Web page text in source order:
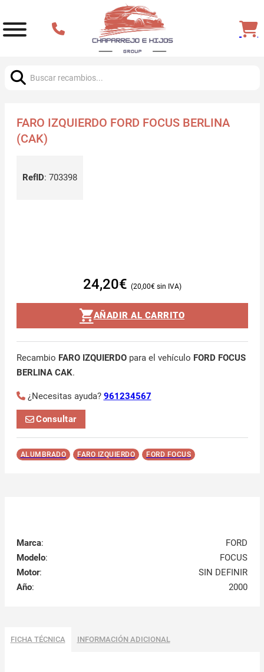
FARO IZQUIERDO FORD FOCUS BERLINA
(CAK)
RefID: 703398
24,20€ 20,00€
AÑADIR AL CARRITO
Recambio FARO IZQUIERDOpara el vehículo FORD FOCUS
BERLINA CAK.
¿Necesitas ayuda? 961234567
Consultar
ALUMBRADO FARO IZQUIERDO FORD FOCUS
Marca:
FORD
Modelo:
FOCUS
Motor:
SIN DEFINIR
Año: 2000
FICHA TÉCNICA INFORMACIÓN ADICIONAL